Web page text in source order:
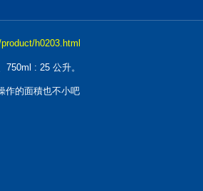
h0203.html
750ml : 25 公升。
作的面積也不小吧